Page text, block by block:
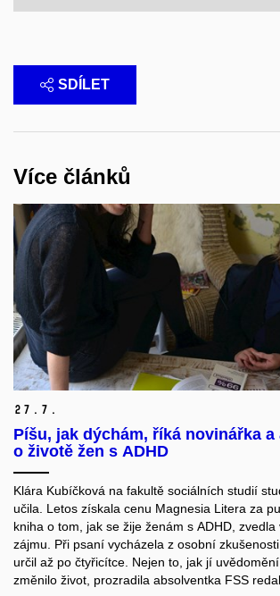
SDÍLET
Více článků
27. 7.
Píšu, jak dýchám, říká novinářka
o životě žen s ADHD
Klára Kubíčková na fakultě sociálních studií
učila. Letos získala cenu Magnesia Litera za
kniha o tom, jak se žije ženám s ADHD,
zájmu. Při psaní vycházela z osobní zkušenosti
určil až po čtyřicítce. Nejen to, jak jí uvědomění
změnilo život, prozradila absolventka FSS